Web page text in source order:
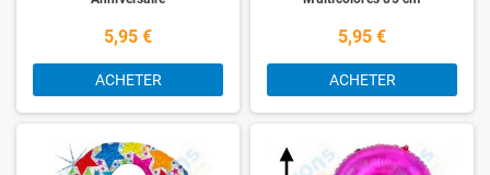
5,95 €
ACHETER
5,95 €
ACHETER